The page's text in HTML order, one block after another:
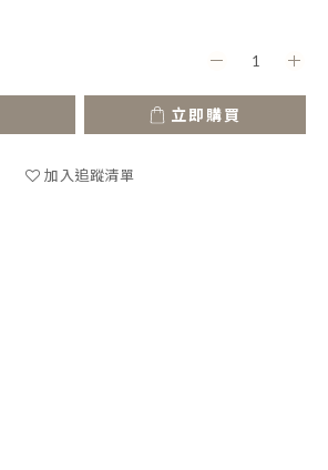
立即購買
加入追蹤清單